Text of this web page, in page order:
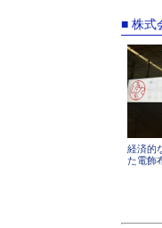
■ 株式
経済的
た電飾